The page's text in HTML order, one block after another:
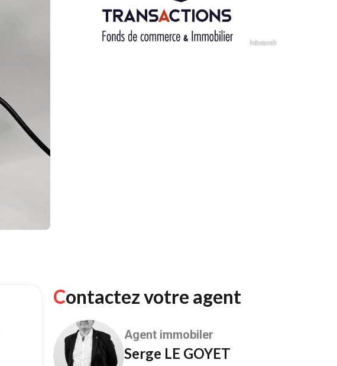
Contactez votre agent
Agent immobiler
Serge LE GOYET